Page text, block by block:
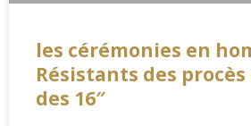
les cérémonies en
Résistants des procès
des 16″